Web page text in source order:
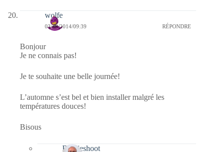
wolfe
03/10/2014/09:39 RÉPONDRE
Bonjour
Je ne connais pas!
Je te souhaite une belle journée!
L’automne s’est bel et bien installer malgré les
températures douces!
Bisous
Bernieshoot